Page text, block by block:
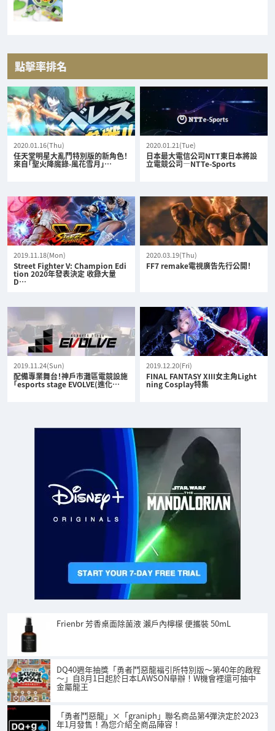
點擊率排名
2020.01.16(Thu)
任天堂明星大亂鬥特別版的新角色！
來自「聖火降魔錄-風花雪月」…
2020.01.21(Tue)
日本最大電信公司NTT東日本將設
立電競公司—NTTe-Sports
2019.11.18(Mon)
Street Fighter V: Champion Edi
tion 2020年發表決定 收錄大量
D…
2020.03.19(Thu)
FF7 remake電視廣告先行公開！
2019.11.24(Sun)
配備專業舞台！神戶市灘區電競設施
「esports stage EVOLVE(進化…
2019.12.20(Fri)
FINAL FANTASY XIII女主角Light
ning Cosplay特集
Frienbr 芳香桌面除菌液 瀨戶內檸檬 便攜裝 50mL
DQ40週年抽獎「勇者鬥惡龍福引所特別版～第40年的啟程
～」自8月1日起於日本LAWSON舉辦！W機會裡還可抽中
金屬龍王
「勇者鬥惡龍」×「graniph」聯名商品第4彈決定於2023
年1月發售！為您介紹全商品陣容！